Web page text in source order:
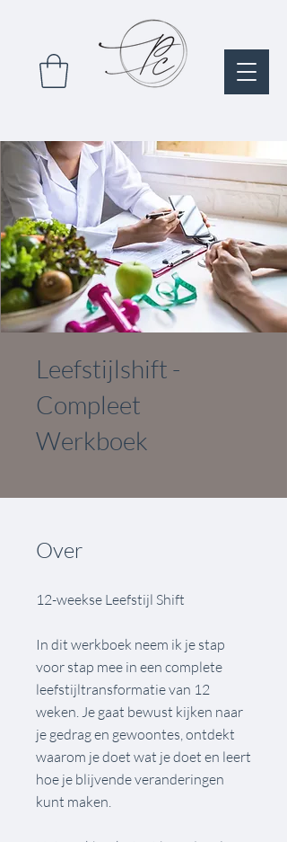
Leefstijlshift -
Compleet
Werkboek
Over
12-weekse Leefstijl Shift
In dit werkboek neem ik je stap
voor stap mee in een complete
leefstijltransformatie van 12
weken. Je gaat bewust kijken naar
je gedrag en gewoontes, ontdekt
waarom je doet wat je doet en leert
hoe je blijvende veranderingen
kunt maken.